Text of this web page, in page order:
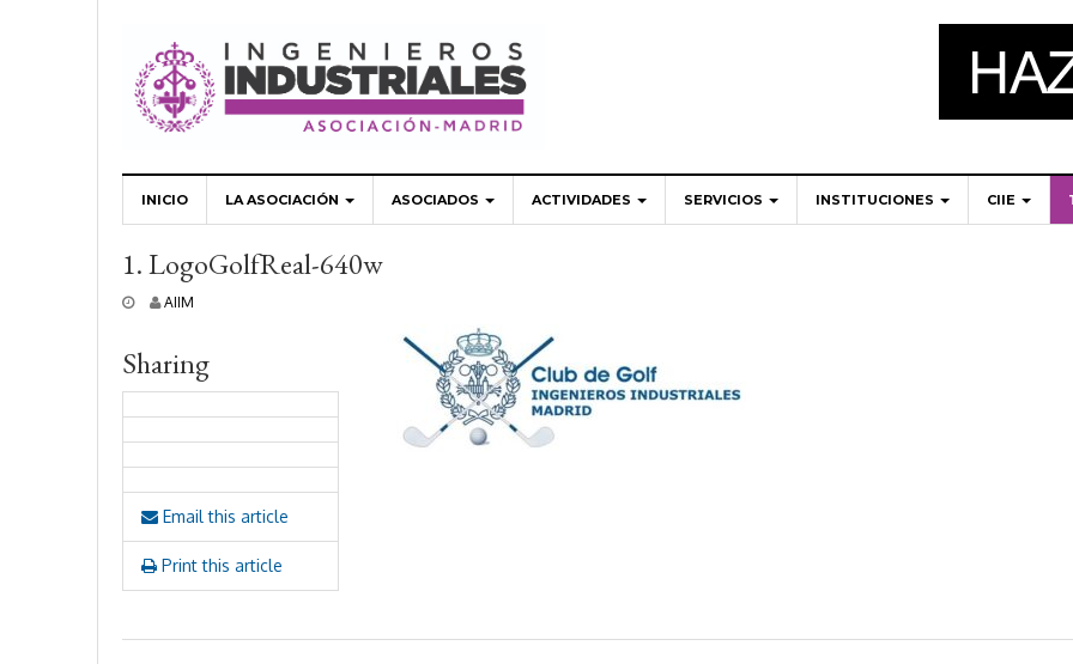
INICIO LA ASOCIACIÓN ASOCIADOS ACTIVIDADES SERVICIOS INSTITUCIONES CIIE
1. LogoGolfReal-640w
u
o
,
2
6
AIIM
Sharing
Email this article
Print this article